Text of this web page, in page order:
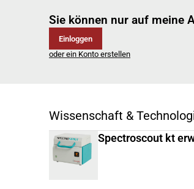
Sie können nur auf meine
Einloggen
oder ein Konto erstellen
Wissenschaft &
Spectroscout kt